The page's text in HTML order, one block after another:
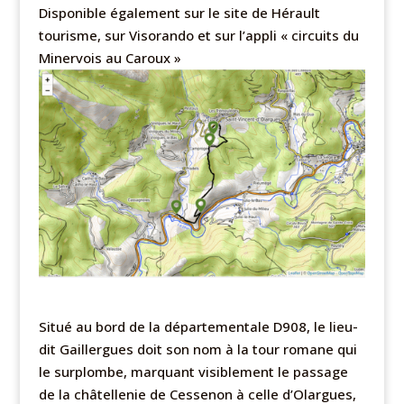
Disponible également sur le site de Hérault
tourisme, sur Visorando et sur l’appli « circuits du
Minervois au Caroux »
Situé au bord de la départementale D908, le lieu-
dit Gaillergues doit son nom à la tour romane qui
le surplombe, marquant visiblement le passage
de la châtellenie de Cessenon à celle d’Olargues,